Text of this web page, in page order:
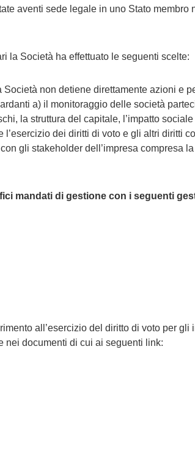
aventi sede legale in uno Stato membro
la Società ha effettuato le seguenti scelte:
Società non detiene direttamente azioni e
a) il monitoraggio delle società
la struttura del capitale, l’impatto
dei diritti di voto e gli altri diritti
gli stakeholder dell’impresa compresa
mandati di gestione con i seguenti
all’esercizio del diritto di voto per gli
nei documenti di cui ai seguenti link: